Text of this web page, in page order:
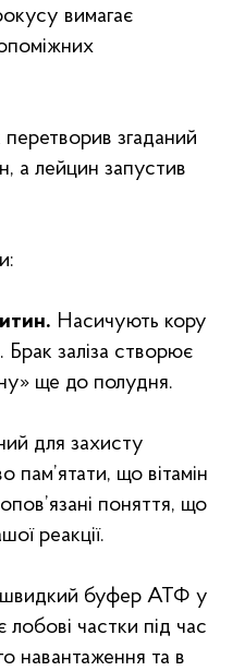
вимагає
згаданий
а лейцин запустив
Насичують кору
заліза створює
ще до полудня.
для захисту
пам’ятати, що вітамін
поняття, що
реакції.
буфер АТФ у
частки під час
навантаження та в